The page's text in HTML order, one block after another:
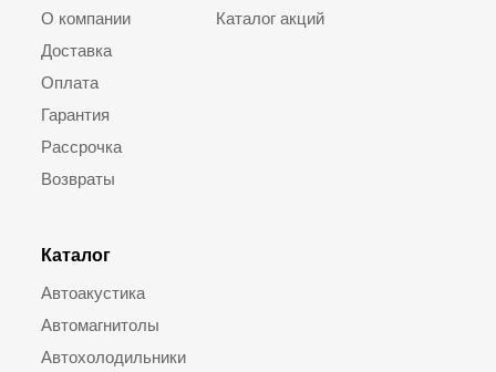
О компании
Доставка
Оплата
Гарантия
Рассрочка
Возвраты
Каталог
Автоакустика
Автомагнитолы
Автохолодильники
Каталог акций